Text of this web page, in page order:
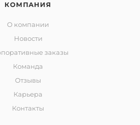
КОМПАНИЯ
О компании
Новости
заказы
Команда
Отзывы
Карьера
Контакты